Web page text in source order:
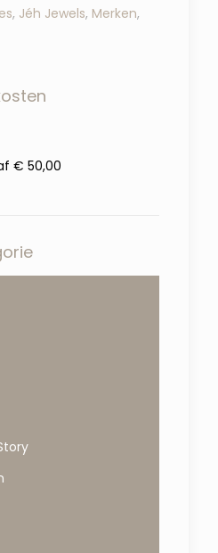
, Jéh Jewels, Merken,
€ 50,00